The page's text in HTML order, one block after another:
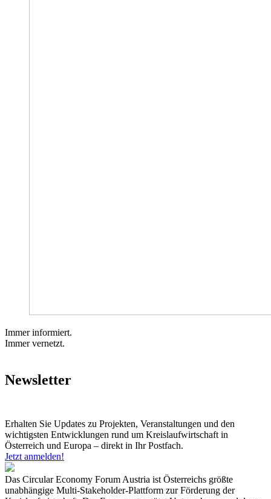
Immer informiert.
Immer vernetzt.
Newsletter
Erhalten Sie Updates zu Projekten, Veranstaltungen und den
wichtigsten Entwicklungen rund um Kreislaufwirtschaft in
Österreich und Europa – direkt in Ihr Postfach.
Jetzt anmelden!
Das Circular Economy Forum Austria ist Österreichs größte
unabhängige Multi-Stakeholder-Plattform zur Förderung der